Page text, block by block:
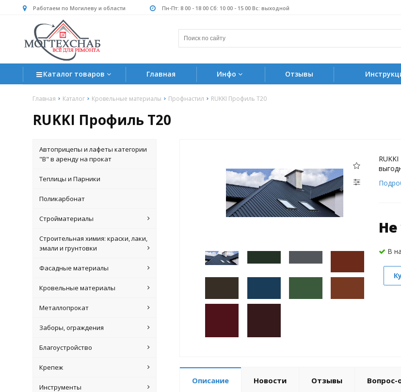
Работаем по Могилеву и области Пн-Пт: 8 00 - 18 00 Сб: 10 00 - 15 00 Вс: выходной
Каталог товаров Главная Инфо Отзывы
Главная Каталог Кровельные материалы Профнастил RUKKI Профиль Т20
RUKKI Профиль Т20
Автоприцепы и лафеты категории
"B" в аренду на прокат
Теплицы и Парники
Поликарбонат
Стройматериалы
Строительная химия: краски, лаки,
эмали и грунтовки
Фасадные материалы
Кровельные материалы
Металлопрокат
Заборы, ограждения
Благоустройство
Крепеж
Инструменты
Не
В
Описание Новости Отзывы Вопрос-